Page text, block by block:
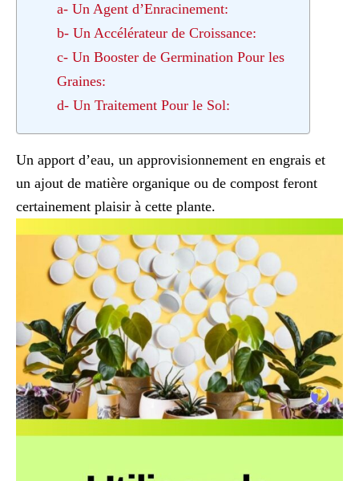
a- Un Agent d’Enracinement:
b- Un Accélérateur de Croissance:
c- Un Booster de Germination Pour les
Graines:
d- Un Traitement Pour le Sol:
Un apport d’eau, un approvisionnement en engrais et
un ajout de matière organique ou de compost feront
certainement plaisir à cette plante.